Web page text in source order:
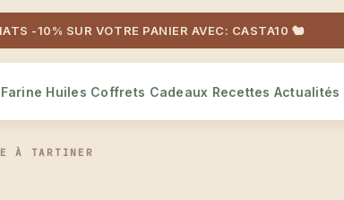
-10% SUR VOTRE PANIER AVEC: CASTA10 🐿️
Farine Huiles Coffrets Cadeaux Recettes Actualités
À TARTINER